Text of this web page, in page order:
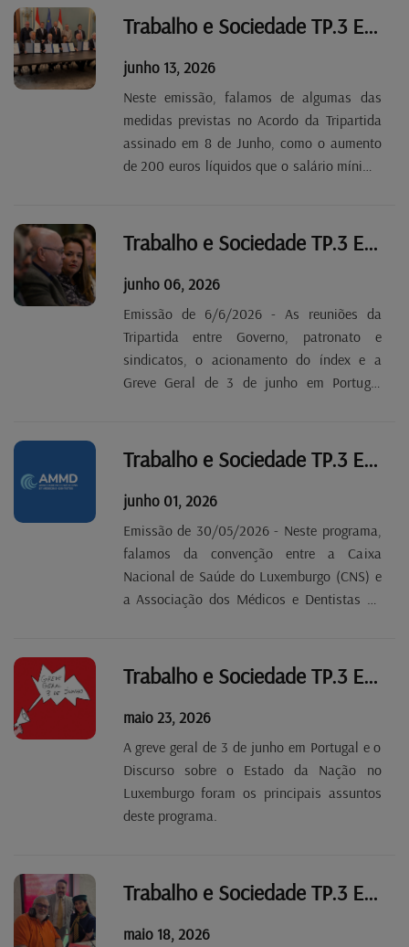
em estúdio Bruno Silva, presidente do SPE,
Trabalho e Sociedade TP.3 EP 35
junho 13, 2026
Neste emissão, falamos de algumas das
medidas previstas no Acordo da Tripartida
assinado em 8 de Junho, como o aumento
de 200 euros líquidos que o salário mínimo
Trabalho e Sociedade TP.3 EP 34
junho 06, 2026
Emissão de 6/6/2026 - As reuniões da
Tripartida entre Governo, patronato e
sindicatos, o acionamento do índex e a
Greve Geral de 3 de junho em Portugal
Trabalho e Sociedade TP.3 EP 33
junho 01, 2026
Emissão de 30/05/2026 - Neste programa,
falamos da convenção entre a Caixa
Nacional de Saúde do Luxemburgo (CNS) e
a Associação dos Médicos e Dentistas do
para as negociações entre os médicos e o
Trabalho e Sociedade TP.3 EP 32
maio 23, 2026
A greve geral de 3 de junho em Portugal e o
Discurso sobre o Estado da Nação no
Luxemburgo foram os principais assuntos
deste programa.
Trabalho e Sociedade TP.3 EP 30
maio 18, 2026